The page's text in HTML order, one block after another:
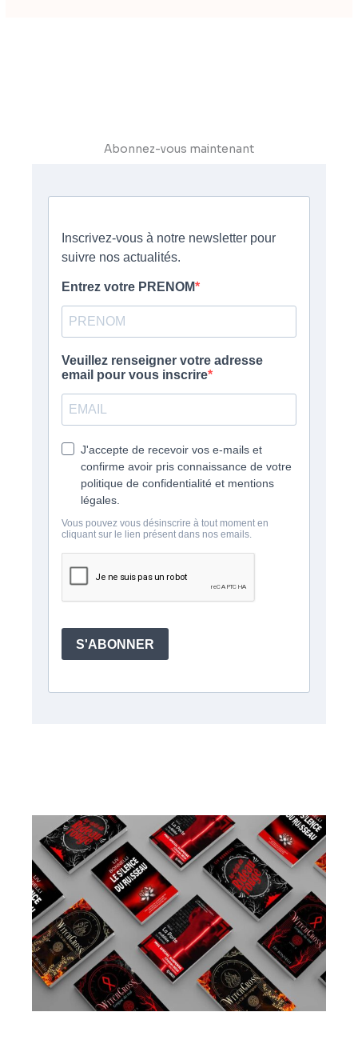
Abonnez-vous maintenant